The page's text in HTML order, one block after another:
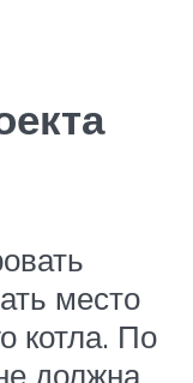
место
котла. По
должна